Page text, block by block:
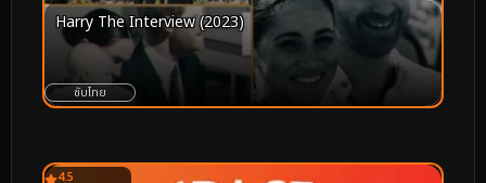
Harry The Interview (2023)
ซับไทย
4.5